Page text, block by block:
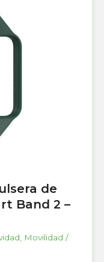
de
Band 2 –
, Movilidad /